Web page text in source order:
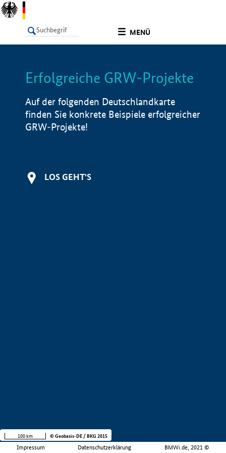
MENÜ
LISTE Info
Erfolgreiche GRW-Projekte
Auf der folgenden Deutschlandkarte
finden Sie konkrete Beispiele erfolgreicher
GRW-Projekte!
LOS GEHT'S
Impressum Datenschutzerklärung BMWi.de, 2021 ©
100 km © Geobasis-DE / BKG 2015